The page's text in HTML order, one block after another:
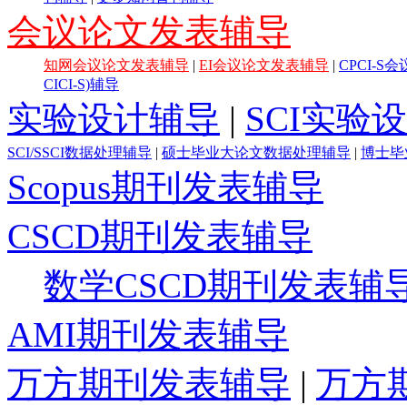
会议论文发表辅导
知网会议论文发表辅导 EI会议论文发表辅导
CPCI-S会
CICI-S)辅导
实验设计辅导 | SCI实验
SCI/SSCI数据处理辅导 硕士毕业大论文数据处理辅导 博士
Scopus期刊发表辅导
CSCD期刊发表辅导
数学CSCD期刊发表辅
AMI期刊发表辅导
万方期刊发表辅导 | 万方